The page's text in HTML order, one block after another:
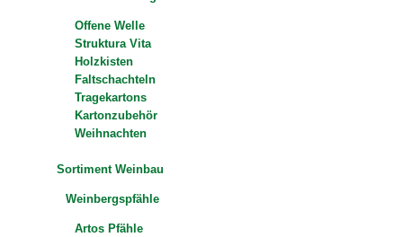
Offene Welle
Struktura Vita
Holzkisten
Faltschachteln
Tragekartons
Kartonzubehör
Weihnachten
Sortiment Weinbau
Weinbergspfähle
Artos Pfähle